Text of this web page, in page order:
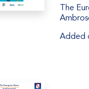
The
Added